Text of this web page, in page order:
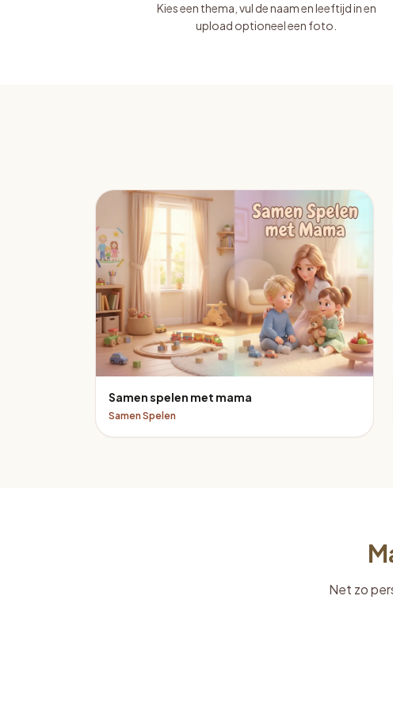
Kies een thema, vul de naam en leeftijd in en
upload optioneel een foto.
Samen spelen met mama
Samen Spelen
Net zo